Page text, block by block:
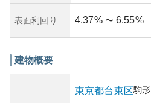
表面利回り 4.37% 〜 6.55%
建物概要
東京都台東区駒形